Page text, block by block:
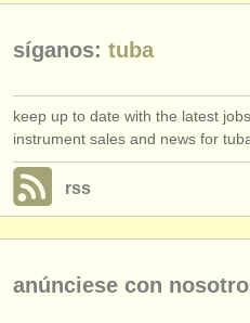
síganos: tuba
keep up to date with the latest
instrument sales and news for
rss
anúnciese con